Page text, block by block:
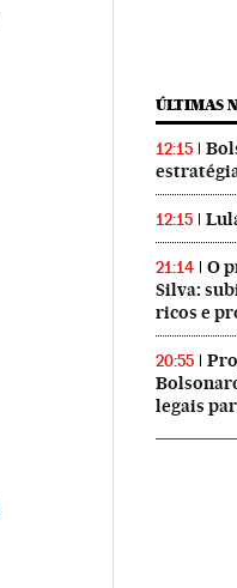
ÚLTIMAS
12:15
12:15
21:14
O
Silva:
ricos e
20:55
legais